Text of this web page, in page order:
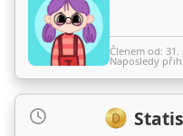
Členem od: 31.
Naposledy